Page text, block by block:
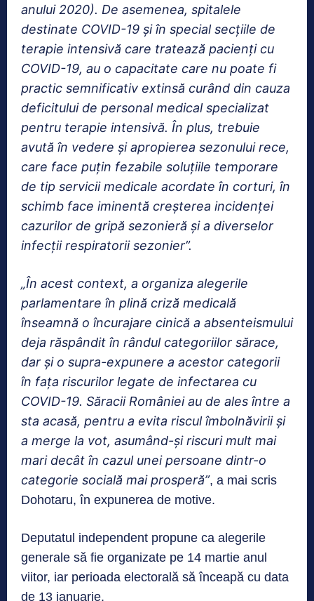
anului 2020). De asemenea, spitalele
destinate COVID-19 şi în special secţiile de
terapie intensivă care tratează pacienţi cu
COVID-19, au o capacitate care nu poate fi
practic semnificativ extinsă curând din cauza
deficitului de personal medical specializat
pentru terapie intensivă. În plus, trebuie
avută în vedere şi apropierea sezonului rece,
care face puţin fezabile soluţiile temporare
de tip servicii medicale acordate în corturi, în
schimb face iminentă creşterea incidenţei
cazurilor de gripă sezonieră şi a diverselor
infecţii respiratorii sezonier”.
„În acest context, a organiza alegerile
parlamentare în plină criză medicală
înseamnă o încurajare cinică a absenteismului
deja răspândit în rândul categoriilor sărace,
dar şi o supra-expunere a acestor categorii
în faţa riscurilor legate de infectarea cu
COVID-19. Săracii României au de ales între a
sta acasă, pentru a evita riscul îmbolnăvirii şi
a merge la vot, asumând-şi riscuri mult mai
mari decât în cazul unei persoane dintr-o
categorie socială mai prosperă”, a mai scris
Dohotaru, în expunerea de motive.
Deputatul independent propune ca alegerile
generale să fie organizate pe 14 martie anul
viitor, iar perioada electorală să înceapă cu data
de 13 ianuarie.